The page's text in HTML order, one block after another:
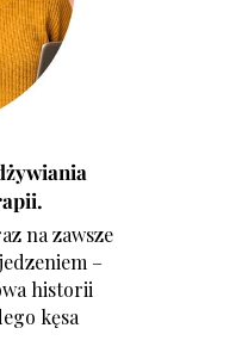
na zawsze
–
historii
kęsa